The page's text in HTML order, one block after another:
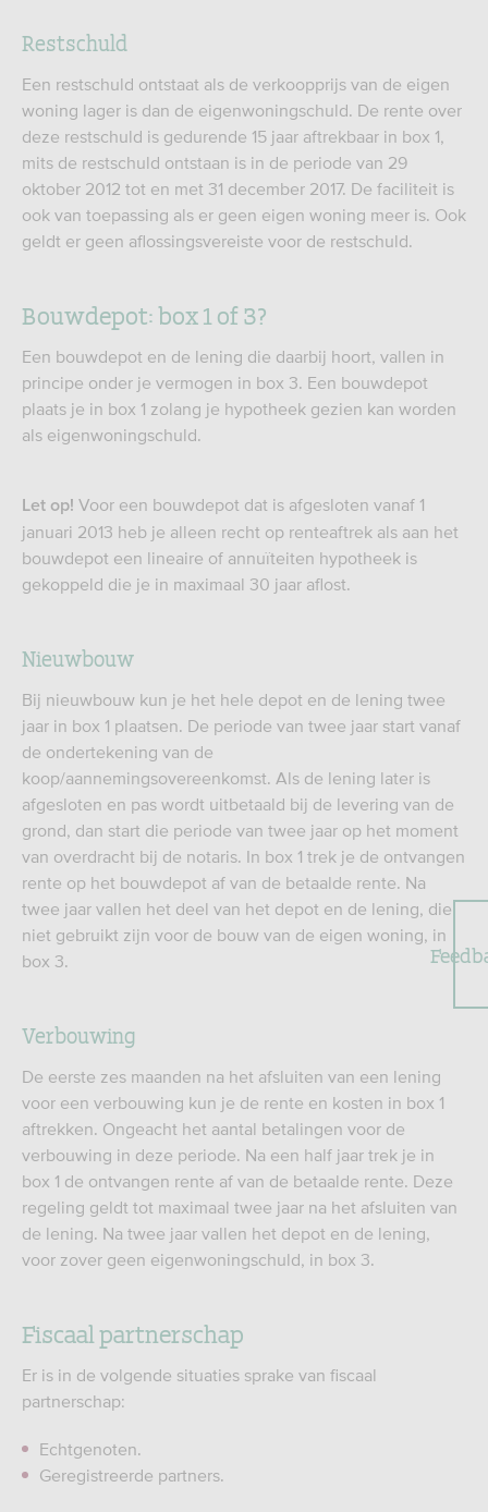
Restschuld
Een restschuld ontstaat als de verkoopprijs van de eigen
woning lager is dan de eigenwoningschuld. De rente over
deze restschuld is gedurende 15 jaar aftrekbaar in box 1,
mits de restschuld ontstaan is in de periode van 29
oktober 2012 tot en met 31 december 2017. De faciliteit is
ook van toepassing als er geen eigen woning meer is. Ook
geldt er geen aflossingsvereiste voor de restschuld.
Bouwdepot: box 1 of 3?
Een bouwdepot en de lening die daarbij hoort, vallen in
principe onder je vermogen in box 3. Een bouwdepot
plaats je in box 1 zolang je hypotheek gezien kan worden
als eigenwoningschuld.
Let op! Voor een bouwdepot dat is afgesloten vanaf 1
januari 2013 heb je alleen recht op renteaftrek als aan het
bouwdepot een lineaire of annuïteiten hypotheek is
gekoppeld die je in maximaal 30 jaar aflost.
Nieuwbouw
Bij nieuwbouw kun je het hele depot en de lening twee
jaar in box 1 plaatsen. De periode van twee jaar start vanaf
de ondertekening van de
koop/aannemingsovereenkomst. Als de lening later is
afgesloten en pas wordt uitbetaald bij de levering van de
grond, dan start die periode van twee jaar op het moment
van overdracht bij de notaris. In box 1 trek je de ontvangen
rente op het bouwdepot af van de betaalde rente. Na
twee jaar vallen het deel van het depot en de lening, die
niet gebruikt zijn voor de bouw van de eigen woning, in
box 3.
Verbouwing
De eerste zes maanden na het afsluiten van een lening
voor een verbouwing kun je de rente en kosten in box 1
aftrekken. Ongeacht het aantal betalingen voor de
verbouwing in deze periode. Na een half jaar trek je in
box 1 de ontvangen rente af van de betaalde rente. Deze
regeling geldt tot maximaal twee jaar na het afsluiten van
de lening. Na twee jaar vallen het depot en de lening,
voor zover geen eigenwoningschuld, in box 3.
Fiscaal partnerschap
Er is in de volgende situaties sprake van fiscaal
partnerschap:
Echtgenoten.
Geregistreerde partners.